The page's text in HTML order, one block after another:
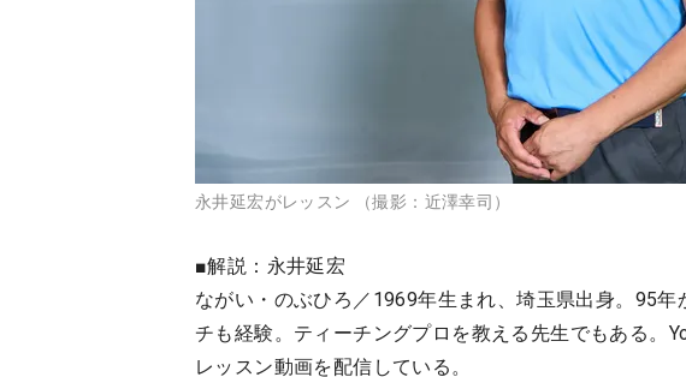
永井延宏がレッスン （撮影：近澤幸司）
■解説：永井延宏
ながい・のぶひろ／1969年生まれ、埼玉県出身。95
チも経験。ティーチングプロを教える先生でもある。
レッスン動画を配信している。